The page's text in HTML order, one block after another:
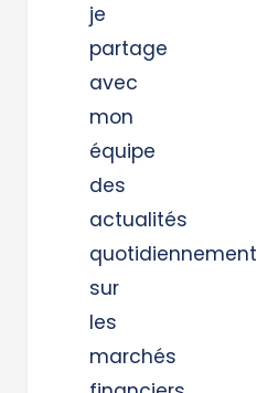
je
partage
avec
mon
équipe
des
actualités
quotidiennement
sur
les
marchés